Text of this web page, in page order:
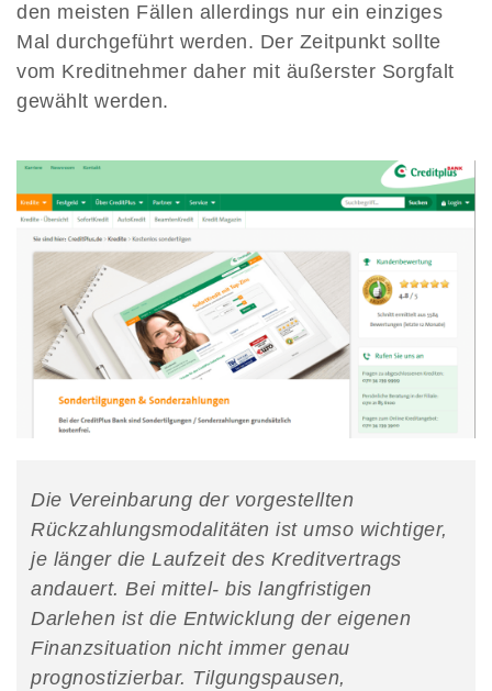
den meisten Fällen allerdings nur ein einziges
Mal durchgeführt werden. Der Zeitpunkt sollte
vom Kreditnehmer daher mit äußerster Sorgfalt
gewählt werden.
Die Vereinbarung der vorgestellten
Rückzahlungsmodalitäten ist umso wichtiger,
je länger die Laufzeit des Kreditvertrags
andauert. Bei mittel- bis langfristigen
Darlehen ist die Entwicklung der eigenen
Finanzsituation nicht immer genau
prognostizierbar. Tilgungspausen,